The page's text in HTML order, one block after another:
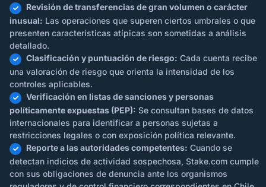
Revisión de transferencias de gran volumen o carácter
inusual: Las operaciones que superen ciertos umbrales o que
presenten características atípicas son sometidas a análisis
detallado.
Clasificación y puntuación de riesgo: Cada cuenta recibe
una valoración de riesgo que orienta la intensidad de los
controles aplicables.
Verificación en listas de sanciones y personas
políticamente expuestas (PEP): Se consultan bases de datos
internacionales para identificar a personas sujetas a
restricciones legales o con exposición política relevante.
Reporte a las autoridades competentes: Cuando se
detectan indicios de actividad sospechosa, Stake.com cumple
con sus obligaciones de denuncia ante los organismos